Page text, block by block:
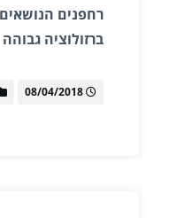
רחפנים
ברזולוציה גבוהה
08/04/2018